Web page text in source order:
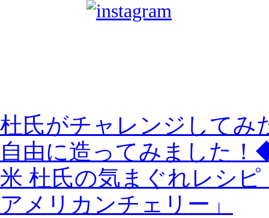
杜氏がチャレンジしてみ
自由に造ってみました！
米 杜氏の気まぐれレシ
アメリカンチェリー」